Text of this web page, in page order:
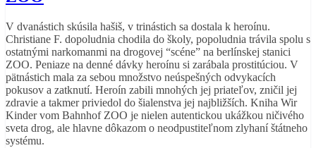
V dvanástich skúsila hašiš, v trinástich sa dostala k heroínu.
Christiane F. dopoludnia chodila do školy, popoludnia trávila spolu s
ostatnými narkomanmi na drogovej “scéne” na berlínskej stanici
ZOO. Peniaze na denné dávky heroínu si zarábala prostitúciou. V
pätnástich mala za sebou množstvo neúspešných odvykacích
pokusov a zatknutí. Heroín zabili mnohých jej priateľov, zničil jej
zdravie a takmer priviedol do šialenstva jej najbližších. Kniha Wir
Kinder vom Bahnhof ZOO je nielen autentickou ukážkou ničivého
sveta drog, ale hlavne dôkazom o neodpustiteľnom zlyhaní štátneho
systému.